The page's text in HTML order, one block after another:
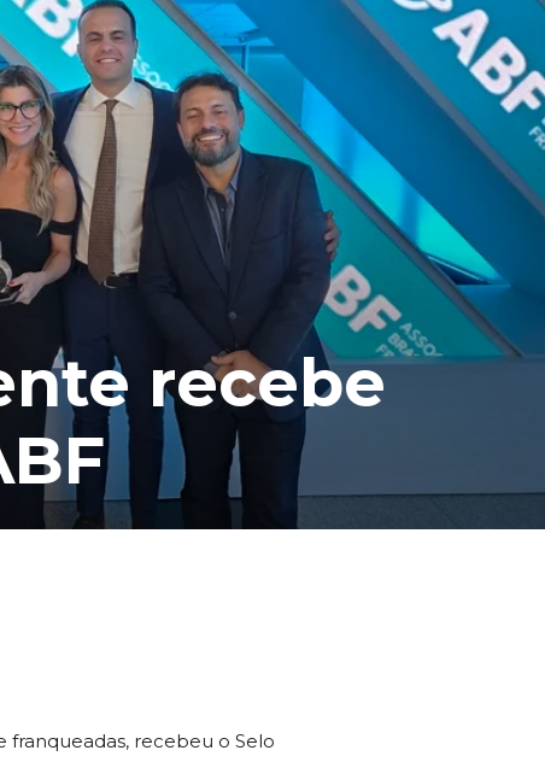
recebe
franqueadas, recebeu o Selo